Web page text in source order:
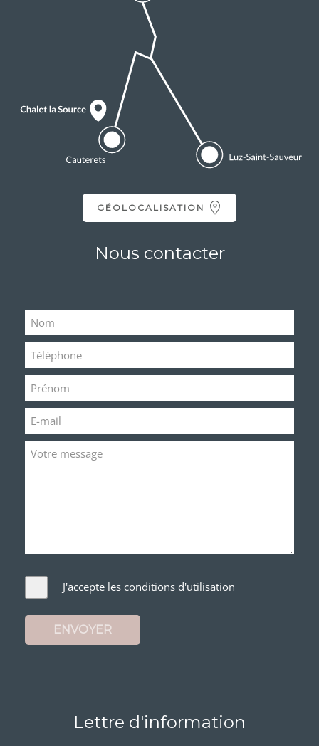
GÉOLOCALISATION
Nous contacter
J'accepte les conditions d'utilisation
ENVOYER
Lettre d'information